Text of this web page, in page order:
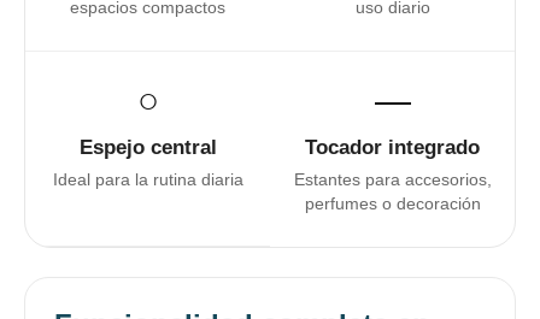
espacios compactos
uso diario
○
Espejo central
Ideal para la rutina diaria
―
Tocador integrado
Estantes para accesorios,
perfumes o decoración